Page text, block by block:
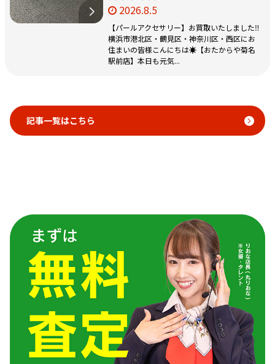
2026.8.5
【パールアクセサリー】お買取いたしました‼️
横浜市港北区・鶴見区・神奈川区・西区にお
住まいの皆様こんにちは☀️【おたからや菊名
駅前店】本日も元気...
記事一覧はこちら